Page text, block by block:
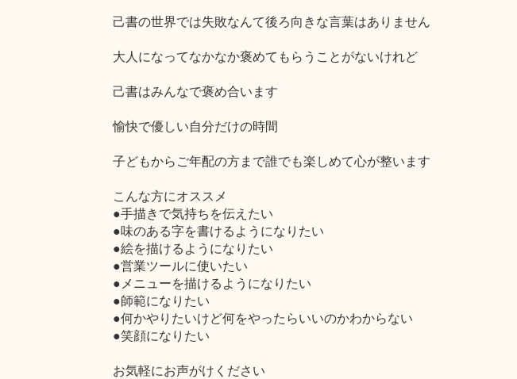
己書の世界では失敗なんて後ろ向きな言葉はありません
大人になってなかなか褒めてもらうことがないけれど
己書はみんなで褒め合います
愉快で優しい自分だけの時間
子どもからご年配の方まで誰でも楽しめて心が整います
こんな方にオススメ
●手描きで気持ちを伝えたい
●味のある字を書けるようになりたい
●絵を描けるようになりたい
●営業ツールに使いたい
●メニューを描けるようになりたい
●師範になりたい
●何かやりたいけど何をやったらいいのかわからない
●笑顔になりたい
お気軽にお声がけください